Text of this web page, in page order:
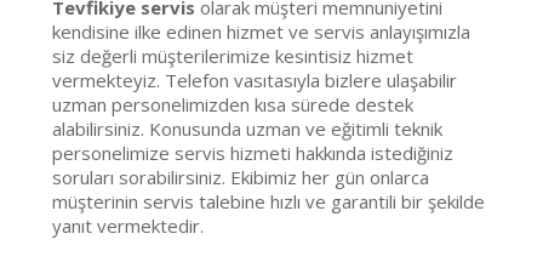
Tevfikiye servis olarak müşteri memnuniyetini
kendisine ilke edinen hizmet ve servis anlayışımızla
siz değerli müşterilerimize kesintisiz hizmet
vermekteyiz. Telefon vasıtasıyla bizlere ulaşabilir
uzman personelimizden kısa sürede destek
alabilirsiniz. Konusunda uzman ve eğitimli teknik
personelimize servis hizmeti hakkında istediğiniz
soruları sorabilirsiniz. Ekibimiz her gün onlarca
müşterinin servis talebine hızlı ve garantili bir şekilde
yanıt vermektedir.